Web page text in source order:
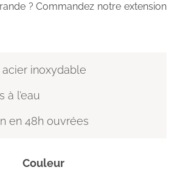
? Commandez notre extension
acier inoxydable
à l’eau
en 48h ouvrées
Couleur